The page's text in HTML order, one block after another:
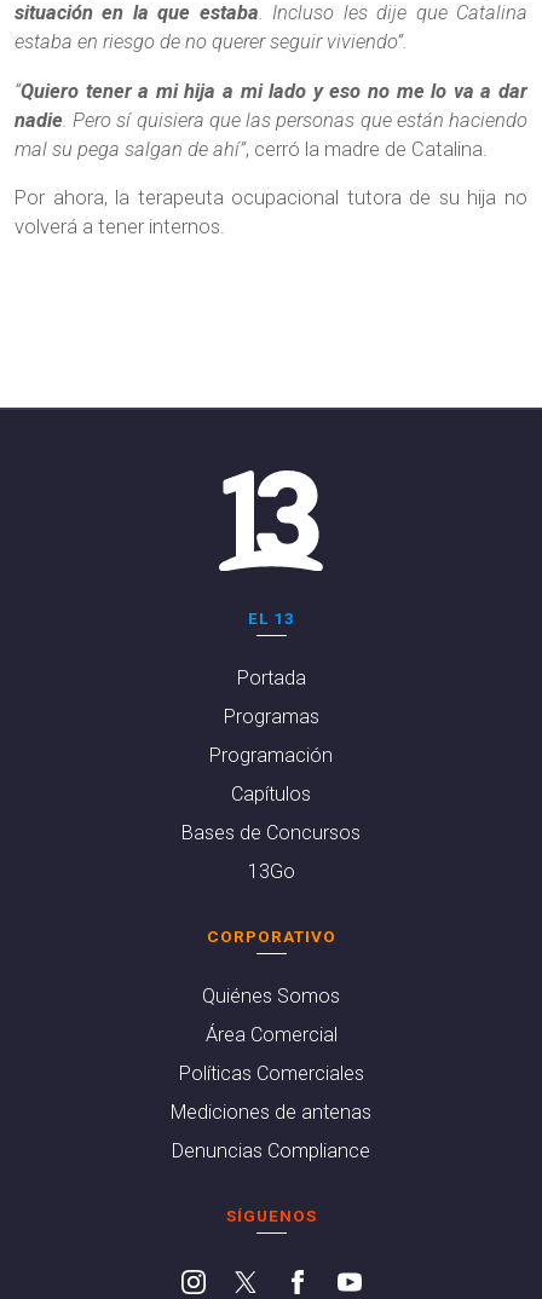
situación en la que estaba. Incluso les dije que Catalina
estaba en riesgo de no querer seguir viviendo”.
“Quiero tener a mi hija a mi lado y eso no me lo va a dar
nadie . Pero sí quisiera que las personas que están haciendo
mal su pega salgan de ahí”, cerró la madre de Catalina.
Por ahora, la terapeuta ocupacional tutora de su hija no
volverá a tener internos.
EL 13
Portada
Programas
Programación
Capítulos
Bases de Concursos
13Go
CORPORATIVO
Quiénes Somos
Área Comercial
Políticas Comerciales
Mediciones de antenas
Denuncias Compliance
SÍGUENOS